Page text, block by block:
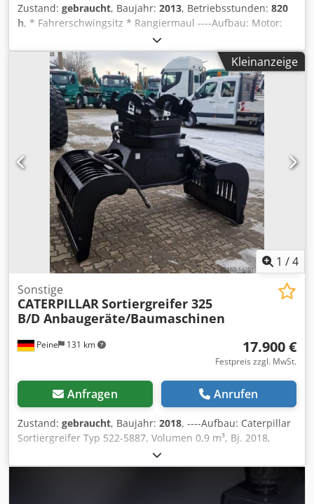
Zustand: gebraucht, Baujahr: 2013, Betriebsstunden: 820
h, * Fahrerschwingsitz * Rangiermaul ----Aufbau: Motor:
Kohler 3-Zylinder Diesel, 16,8 KW, Hydrostatischer
Fahrantrieb, Bandagenbreite 900mm, Überrollschutz
klappbar Djdpfx Asmczgkoc Esck Verkauf nur an
Gewerbetreibende. BEI EXPORT IST NUR DER NETTOPREIS
ZU BEZAHLEN !!!!! ALLE ANGABEN OHNE GEWÄHR INS.
AUSSTATTUNG+ZUBEHÖR.Grundlage aller Kaufverträge,
Rechnungen, Proforma-Rechnungen, Bestellungen,
Verkaufsgespräche sind unsere AGBs (Siehe dazu
Impressum).
Kleinanzeige
1 /4
Peine 131 km
Sonstige
CATERPILLARSortiergreifer 325
B/D Anbaugeräte/Baumaschinen
17.900 €
Festpreis zzgl. MwSt.
Anfragen Anrufen
Zustand: gebraucht, Baujahr: 2018, ----Aufbau: Caterpillar
Sortiergreifer Typ 522-5887, Volumen 0,9 m³, Bj. 2018,
Gewicht: 2.073 kg. I.D.-Plate Modell 226-4127, Typ
CW20/CW30/CW40, Bj. 2018, Gewicht: 141,2kg Verkauf nur
an Gewerbetreibende. BEI EXPORT IST NUR DER
NETTOPREIS ZU BEZAHLEN !!!!! ALLE ANGABEN OHNE